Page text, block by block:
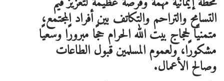
التسامح والتراحم والتكاتف بين أفراد المجتمع،
متمنيًا لحجاج بيت الله الحرام حجًا مبرورًا وسعيًا
مشكورًا، ولعموم المسلمين قبول الطاعات
وصالح الأعمال.